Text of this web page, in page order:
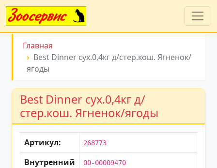
Главная
Best Dinner сух.0,4кг д/стер.кош. Ягненок/
ягоды
Best Dinner сух.0,4кг д/
стер.кош. Ягненок/ягоды
Артикул: 268773
Внутренний
00-00009470